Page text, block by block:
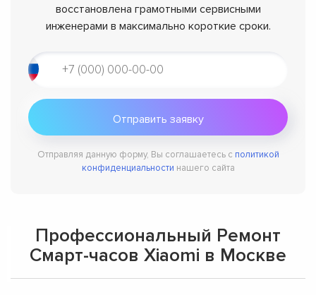
восстановлена грамотными сервисными
инженерами в максимально короткие сроки.
Отправляя данную форму, Вы соглашаетесь с политикой
конфиденциальности нашего сайта
Профессиональный Ремонт
Смарт-часов Xiaomi в Москве